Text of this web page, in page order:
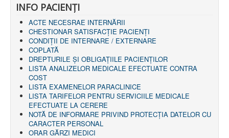
INFO PACIENŢI
ACTE NECESRAE INTERNĂRII
CHESTIONAR SATISFACŢIE PACIENŢI
CONDIȚII DE INTERNARE / EXTERNARE
COPLATĂ
DREPTURILE ŞI OBLIGAŢIILE PACIENȚILOR
LISTA ANALIZELOR MEDICALE EFECTUATE CONTRA
COST
LISTA EXAMENELOR PARACLINICE
LISTA TARIFELOR PENTRU SERVICIILE MEDICALE
EFECTUATE LA CERERE
NOTĂ DE INFORMARE PRIVIND PROTECŢIA DATELOR CU
CARACTER PERSONAL
ORAR GĂRZI MEDICI